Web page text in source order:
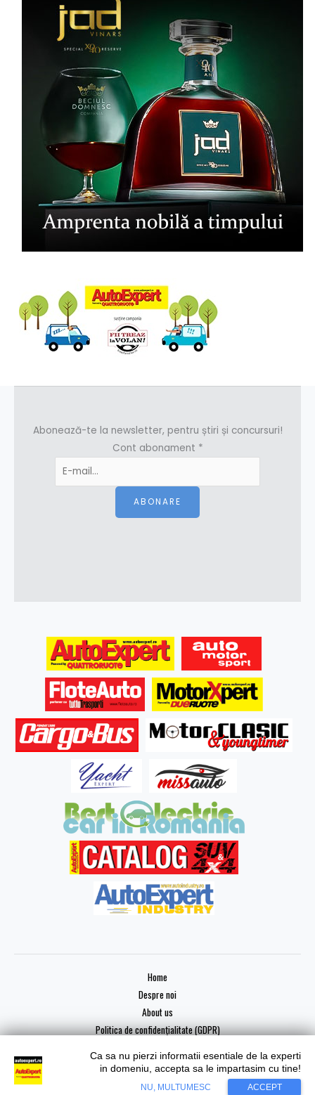
Abonează-te la newsletter, pentru știri și concursuri!
Cont abonament *
ABONARE
Home
Despre noi
About us
Politica de confidențialitate (GDPR)
Copyright © 2026 AutoExpert
Ca sa nu pierzi informatii esentiale de la experti
in domeniu, accepta sa le impartasim cu tine!
NU, MULTUMESC ACCEPT